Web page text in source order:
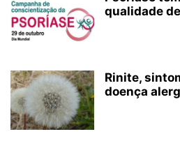
qualidade
Rinite,
doença